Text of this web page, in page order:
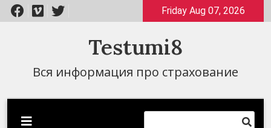
Перейти
к
Friday Aug 07, 2026
Testumi8
Вся информация про страхование